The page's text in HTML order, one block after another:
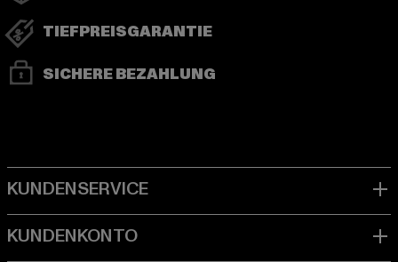
TIEFPREISGARANTIE
SICHERE BEZAHLUNG